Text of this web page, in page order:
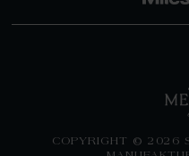
COPYRIGHT © 2026